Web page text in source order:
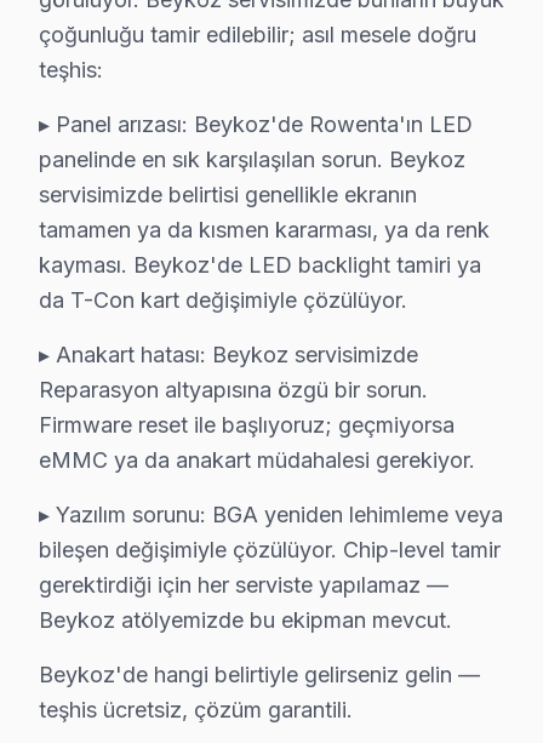
Örnekköy'de Rowenta TV ekranında çizgi, donma ya da
Rowenta Servis Merkezi →
Paşabahçe Rowenta Servis
Rowenta TV Paşabahçe'de internet bağlantısı
Beykoz Rowenta Servis →
Paşamandıra Rowenta Servis
Paşamandıra semtindeki Rowenta TV sorunları için
Rowenta Servis Merkezi →
Polonezköy Rowenta Servis
Polonezköy'de Rowenta TV ekranında çizgi, donma ya
Polonezköy Rowenta Açılmıyor Arıza →
Poyrazköy sakinlerine özel: Rowenta TV tamirinde parça
Poyrazköy Rowenta Anakart Tamiri →
Riva Rowenta Servis
Beykoz Rowenta Servis →
çoğunluğu tamir edilebilir; asıl mesele doğru
teşhis:
▸ Panel arızası: Beykoz'de Rowenta'ın LED
panelinde en sık karşılaşılan sorun. Beykoz
servisimizde belirtisi genellikle ekranın
tamamen ya da kısmen kararması, ya da renk
kayması. Beykoz'de LED backlight tamiri ya
da T-Con kart değişimiyle çözülüyor.
▸ Anakart hatası: Beykoz servisimizde
Reparasyon altyapısına özgü bir sorun.
Firmware reset ile başlıyoruz; geçmiyorsa
eMMC ya da anakart müdahalesi gerekiyor.
▸ Yazılım sorunu: BGA yeniden lehimleme veya
bileşen değişimiyle çözülüyor. Chip-level tamir
gerektirdiği için her serviste yapılamaz —
Beykoz atölyemizde bu ekipman mevcut.
Beykoz'de hangi belirtiyle gelirseniz gelin —
teşhis ücretsiz, çözüm garantili.